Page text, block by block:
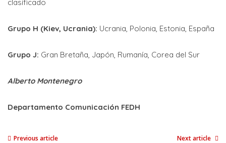
clasificado
Grupo H (Kiev, Ucrania): Ucrania, Polonia, Estonia, España
Grupo J: Gran Bretaña, Japón, Rumanía, Corea del Sur
Alberto Montenegro
Departamento Comunicación FEDH
Previous article Next article